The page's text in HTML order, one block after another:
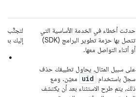
حدثت أخطاء في الخدمة الأساسية التي
تتصل بها حزمة تطوير البرامج (SDK)
أو أثناء التواصل معها.
على سبيل المثال، يحاول تطبيقك حذف
سجلّ باستخدام
uid
معيّن. ومع
ذلك، يتم طرح الاستثناء بعد أن يكتشف
لتجنُّب
إليك